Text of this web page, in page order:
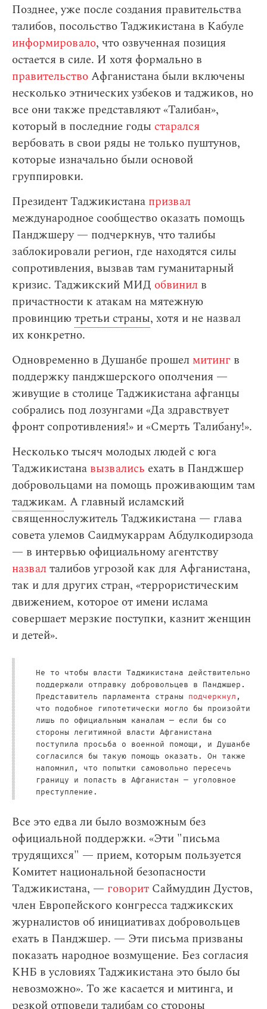
Позднее, уже после создания правительства
талибов, посольство Таджикистана в Кабуле
информировало, что озвученная позиция
остается в силе. И хотя формально в
правительствоАфганистана были включены
несколько этнических узбеков и таджиков, но
все они также представляют «Талибан»,
который в последние годы старался
вербовать в свои ряды не только пуштунов,
которые изначально были основой
группировки.
Президент Таджикистана призвал
международное сообщество оказать помощь
Панджшеру — подчеркнув, что талибы
заблокировали регион, где находятся силы
сопротивления, вызвав там гуманитарный
кризис. Таджикский МИД обвинил в
причастности к атакам на мятежную
провинциютретьи страны, хотя и не назвал
их конкретно.
Одновременно в Душанбе прошел митинг в
поддержку панджшерского ополчения —
живущие в столице Таджикистана афганцы
собрались под лозунгами «Да здравствует
фронт сопротивления!» и «Смерть Талибану!».
Несколько тысяч молодых людей с юга
Таджикистана вызвались ехать в Панджшер
добровольцами на помощь проживающим там
таджикам. А главный исламский
священнослужитель Таджикистана — глава
совета улемов Саидмукаррам Абдулкодирзода
— в интервью официальному агентству
назвалталибов угрозой как для Афганистана,
так и для других стран, «террористическим
движением, которое от имени ислама
совершает мерзкие поступки, казнит женщин
и детей».
Не то чтобы власти Таджикистана действительно
поддержали отправку добровольцев в Панджшер.
Представитель парламента страны подчеркнул,
что подобное гипотетически могло бы произойти
лишь по официальным каналам — если бы со
стороны легитимной власти Афганистана
поступила просьба о военной помощи, и Душанбе
согласился бы такую помощь оказать. Он также
напомнил, что попытки самовольно пересечь
границу и попасть в Афганистан — уголовное
преступление.
Все это едва ли было возможным без
официальной поддержки. «Эти "письма
трудящихся" — прием, которым пользуется
Комитет национальной безопасности
Таджикистана, — говорит Саймуддин Дустов,
член Европейского конгресса таджикских
журналистов об инициативах добровольцев
ехать в Панджшер. — Эти письма призваны
показать народное возмущение. Без согласия
КНБ в условиях Таджикистана это было бы
невозможно». То же касается и митинга, и